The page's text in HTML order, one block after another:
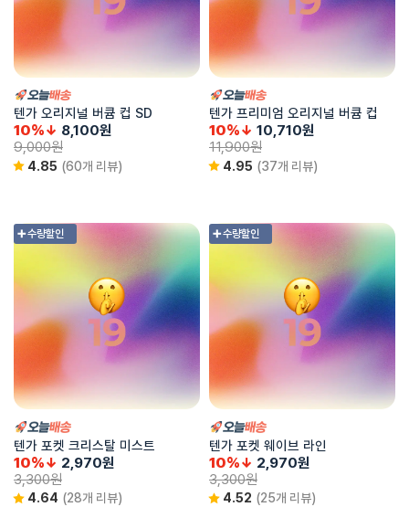
텐가 오리지널 버큠 컵 SD
10%↓ 8,100원
9,000원
4.85 (60개 리뷰)
텐가 프리미엄 오리지널 버큠 컵
10%↓ 10,710원
11,900원
4.95 (37개 리뷰)
➕ 수량할인
텐가 포켓 크리스탈 미스트
10%↓ 2,970원
3,300원
4.64 (28개 리뷰)
➕ 수량할인
텐가 포켓 웨이브 라인
10%↓ 2,970원
3,300원
4.52 (25개 리뷰)